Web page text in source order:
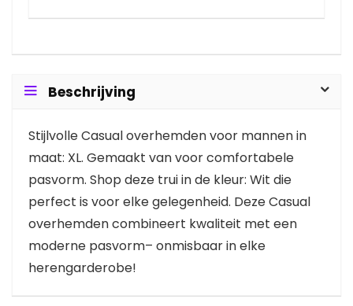
Beschrijving
Stijlvolle Casual overhemden voor mannen in
maat: XL. Gemaakt van voor comfortabele
pasvorm. Shop deze trui in de kleur: Wit die
perfect is voor elke gelegenheid. Deze Casual
overhemden combineert kwaliteit met een
moderne pasvorm– onmisbaar in elke
herengarderobe!